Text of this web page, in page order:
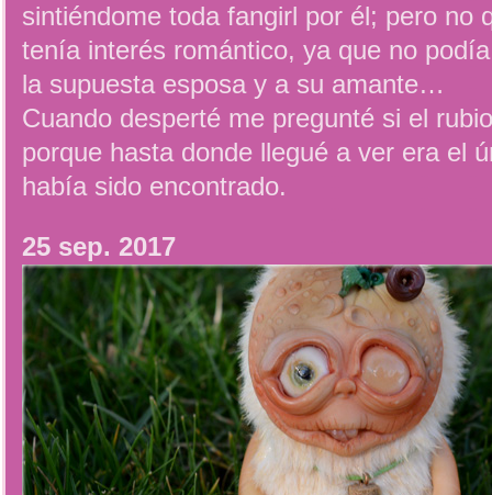
sintiéndome toda fangirl por él; pero no
tenía interés romántico, ya que no
la supuesta esposa y a su amante…
Cuando desperté me pregunté si el
porque hasta donde llegué a ver era el
había sido encontrado.
25 sep. 2017